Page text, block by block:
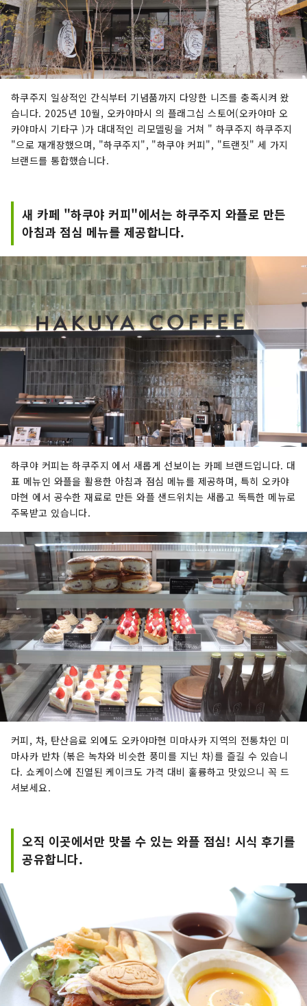
하쿠주지 일상적인 간식부터 기념품까지 다양한 니즈를 충족시켜 왔
습니다. 2025년 10월, 오카야마시 의 플래그십 스토어(오카야마 오
카야마시 기타구 )가 대대적인 리모델링을 거쳐 " 하쿠주지 하쿠주지
"으로 재개장했으며, "하쿠주지", "하쿠야 커피", "트랜짓" 세 가지
브랜드를 통합했습니다.
새 카페 "하쿠야 커피"에서는 하쿠주지 와플로 만든
아침과 점심 메뉴를 제공합니다.
하쿠야 커피는 하쿠주지 에서 새롭게 선보이는 카페 브랜드입니다. 대
표 메뉴인 와플을 활용한 아침과 점심 메뉴를 제공하며, 특히 오카야
마현 에서 공수한 재료로 만든 와플 샌드위치는 새롭고 독특한 메뉴로
주목받고 있습니다.
커피, 차, 탄산음료 외에도 오카야마현 미마사카 지역의 전통차인 미
마사카 반차 (볶은 녹차와 비슷한 풍미를 지닌 차)를 즐길 수 있습니
다. 쇼케이스에 진열된 케이크도 가격 대비 훌륭하고 맛있으니 꼭 드
셔보세요.
오직 이곳에서만 맛볼 수 있는 와플 점심! 시식 후기를
공유합니다.